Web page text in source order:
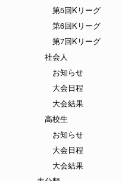
第5回Kリーグ
第6回Kリーグ
第7回Kリーグ
社会人
お知らせ
大会日程
大会結果
高校生
お知らせ
大会日程
大会結果